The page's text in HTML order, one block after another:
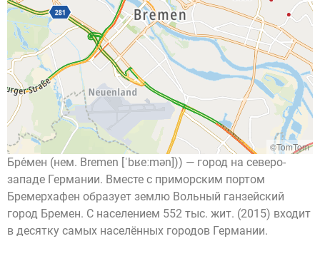
©TomTom
Бре́мен (нем. Bremen [ˈbʁeːmən])) — город на северо-
западе Германии. Вместе с приморским портом
Бремерхафен образует землю Вольный ганзейский
город Бремен. C населением 552 тыс. жит. (2015) входит
в десятку самых населённых городов Германии.